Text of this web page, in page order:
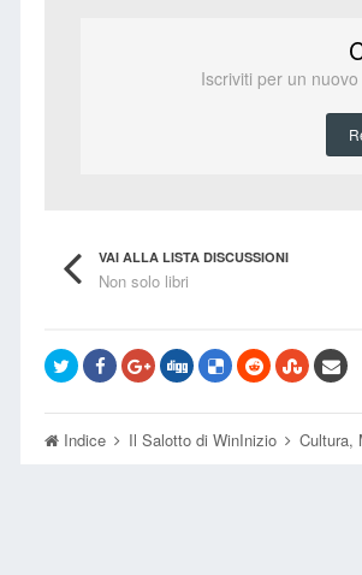
Iscriviti per un
VAI ALLA LISTA DISCUSSIONI
Non solo libri
Indice Il Salotto di WinInizio Cultura,